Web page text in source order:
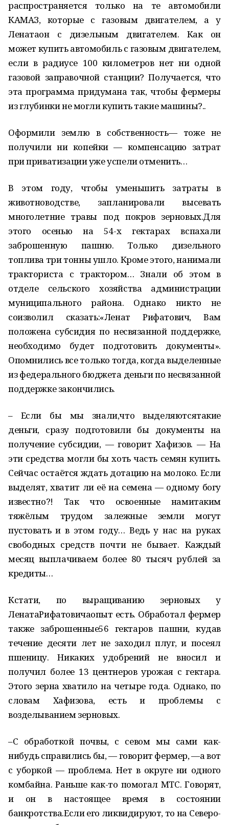
распространяется только на те автомобили
КАМАЗ, которые с газовым двигателем, а у
Ленатаон с дизельным двигателем. Как он
может купить автомобиль с газовым двигателем,
если в радиусе 100 километров нет ни одной
газовой заправочной станции? Получается, что
эта программа придумана так, чтобы фермеры
из глубинки не могли купить такие машины?..
Оформили землю в собственность— тоже не
получили ни копейки — компенсацию затрат
при приватизации уже успели отменить…
В этом году, чтобы уменьшить затраты в
животноводстве, запланировали высевать
многолетние травы под покров зерновых.Для
этого осенью на 54-х гектарах вспахали
заброшенную пашню. Только дизельного
топлива три тонны ушло. Кроме этого, нанимали
тракториста с трактором… Знали об этом в
отделе сельского хозяйства администрации
муниципального района. Однако никто не
соизволил сказать:«Ленат Рифатович, Вам
положена субсидия по несвязанной поддержке,
необходимо будет подготовить документы».
Опомнились все только тогда, когда выделенные
из федерального бюджета деньги по несвязанной
поддержке закончились.
– Если бы мы знали,что выделяютсятакие
деньги, сразу подготовили бы документы на
получение субсидии, — говорит Хафизов. — На
эти средства могли бы хоть часть семян купить.
Сейчас остаётся ждать дотацию на молоко. Если
выделят, хватит ли её на семена — одному богу
известно?! Так что освоенные намитаким
тяжёлым трудом залежные земли могут
пустовать и в этом году… Ведь у нас на руках
свободных средств почти не бывает. Каждый
месяц выплачиваем более 80 тысяч рублей за
кредиты…
Кстати, по выращиванию зерновых у
ЛенатаРифатовичаопыт есть. Обработал фермер
также заброшенные56 гектаров пашни, кудав
течение десяти лет не заходил плуг, и посеял
пшеницу. Никаких удобрений не вносил и
получил более 13 центнеров урожая с гектара.
Этого зерна хватило на четыре года. Однако, по
словам Хафизова, есть и проблемы с
возделыванием зерновых.
–С обработкой почвы, с севом мы сами как-
нибудь справились бы, — говорит фермер, —а вот
с уборкой — проблема. Нет в округе ни одного
комбайна. Раньше как-то помогал МТС. Говорят,
и он в настоящее время в состоянии
банкротства.Если его ликвидируют, то на Северо-